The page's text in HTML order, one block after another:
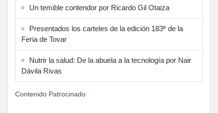
Un temible contendor por Ricardo Gil Otaiza
Presentados los carteles de la edición 183ª de la
Feria de Tovar
Nutrir la salud: De la abuela a la tecnología por Nair
Dávila Rivas
Contenido Patrocinado